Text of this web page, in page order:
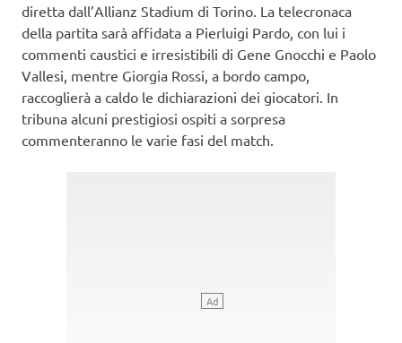
diretta dall’Allianz Stadium di Torino. La telecronaca
della partita sarà affidata a Pierluigi Pardo, con lui i
commenti caustici e irresistibili di Gene Gnocchi e Paolo
Vallesi, mentre Giorgia Rossi, a bordo campo,
raccoglierà a caldo le dichiarazioni dei giocatori. In
tribuna alcuni prestigiosi ospiti a sorpresa
commenteranno le varie fasi del match.